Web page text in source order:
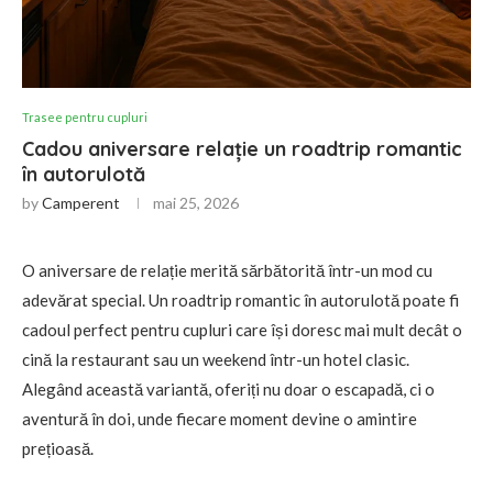
Trasee pentru cupluri
Cadou aniversare relație un roadtrip romantic
în autorulotă
byCamperent mai 25, 2026
O aniversare de relație merită sărbătorită într-un mod cu
adevărat special. Un roadtrip romantic în autorulotă poate fi
cadoul perfect pentru cupluri care își doresc mai mult decât o
cină la restaurant sau un weekend într-un hotel clasic.
Alegând această variantă, oferiți nu doar o escapadă, ci o
aventură în doi, unde fiecare moment devine o amintire
prețioasă.